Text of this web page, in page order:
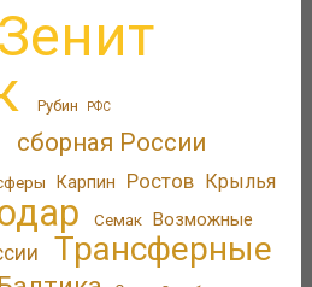
Зенит
Рубин РФС
сборная России
Карпин Ростов
Крылья
Семак Возможные
Трансферные